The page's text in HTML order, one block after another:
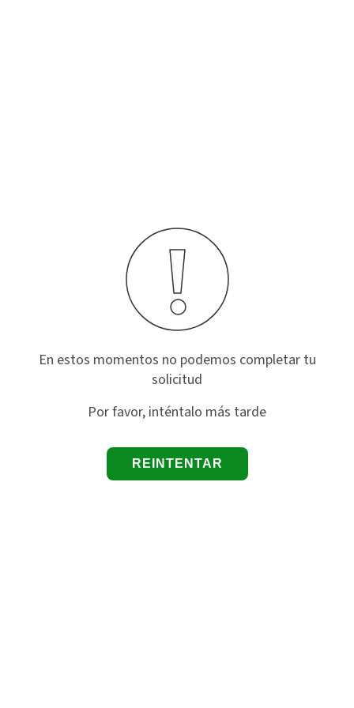
En estos momentos no podemos completar tu
solicitud
Por favor, inténtalo más tarde
REINTENTAR